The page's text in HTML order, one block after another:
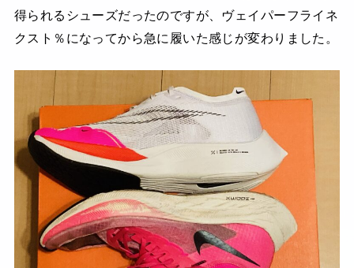
得られるシューズだったのですが、ヴェイパーフライネ
クスト％になってから急に履いた感じが変わりました。